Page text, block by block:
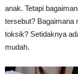
anak. Tetapi
tersebut? Bagaimana
toksik? Setidaknya
mudah.